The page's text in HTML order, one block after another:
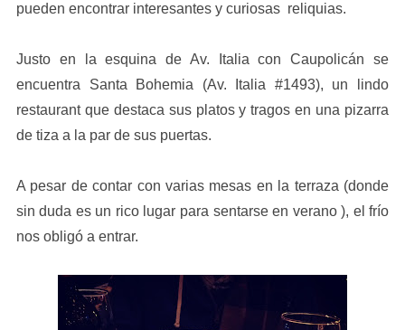
pueden encontrar interesantes y curiosas reliquias.
Justo en la esquina de Av. Italia con Caupolicán se
encuentra Santa Bohemia (Av. Italia #1493), un lindo
restaurant que destaca sus platos y tragos en una pizarra
de tiza a la par de sus puertas.
A pesar de contar con varias mesas en la terraza (donde
sin duda es un rico lugar para sentarse en verano ), el frío
nos obligó a entrar.